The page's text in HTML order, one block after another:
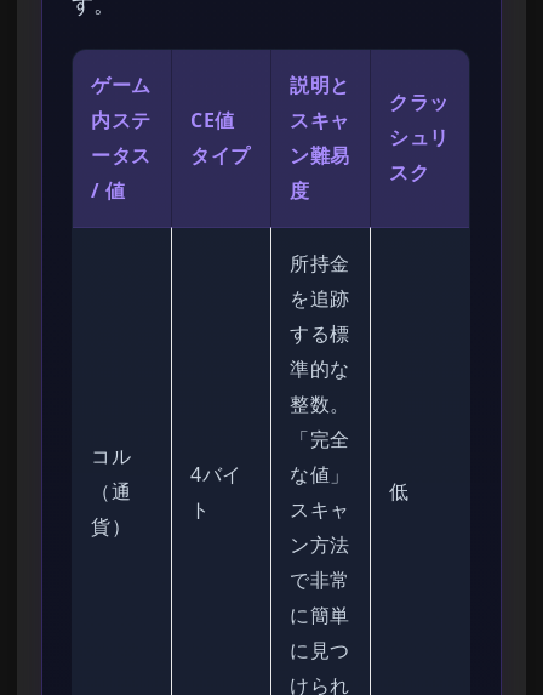
ゲーム
内ステ
ータス
/ 値
CE値
タイプ
説明と
スキャ
ン難易
度
クラッ
シュリ
スク
コル
（通
貨）
4バイ
ト
所持金
を追跡
する標
準的な
整数。
「完全
な値」
スキャ
ン方法
で非常
に簡単
に見つ
けられ
低